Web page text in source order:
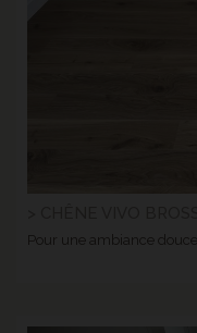
Pour une ambiance